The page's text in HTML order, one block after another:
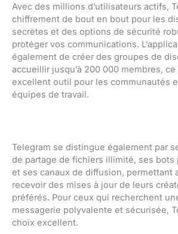
Avec des millions d’utilisateurs actifs,
chiffrement de bout en bout pour les
secrètes et des options de sécurité
protéger vos communications.
également de créer des groupes de
accueillir jusqu’à 200 000 membres,
excellent outil pour les communautés
équipes de travail.
Telegram se distingue également par
de partage de fichiers illimité, ses bots
et ses canaux de diffusion, permettant
recevoir des mises à jour de leurs
préférés. Pour ceux qui recherchent
messagerie polyvalente et sécurisée,
choix excellent.